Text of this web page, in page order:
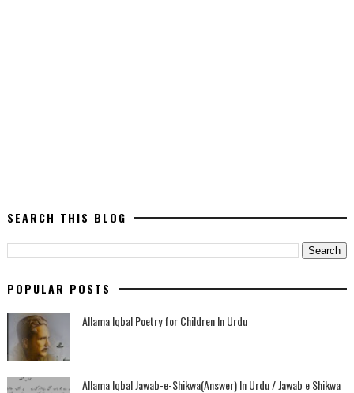
SEARCH THIS BLOG
POPULAR POSTS
Allama Iqbal Poetry for Children In Urdu
Allama Iqbal Jawab-e-Shikwa(Answer) In Urdu / Jawab e Shikwa